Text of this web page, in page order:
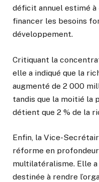
déficit annuel estimé
financer les besoins
développement.
Critiquant la
elle a indiqué que la
augmenté de 2 000
tandis que la moitié la
détient que 2 % de la
Enfin, la Vice-
réforme en profondeur
multilatéralisme. Elle a
destinée à rendre